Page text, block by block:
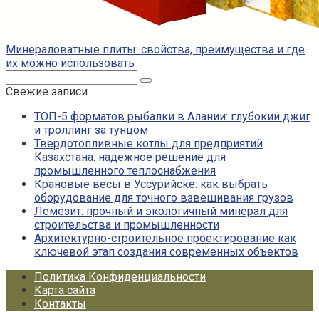
Минераловатные плиты: свойства, преимущества и где
их можно использовать
Свежие записи
ТОП-5 форматов рыбалки в Алании: глубокий джиг
и троллинг за тунцом
Твердотопливные котлы для предприятий
Казахстана: надежное решение для
промышленного теплоснабжения
Крановые весы в Уссурийске: как выбрать
оборудование для точного взвешивания грузов
Лемезит: прочный и экологичный минерал для
строительства и промышленности
Архитектурно-строительное проектирование как
ключевой этап создания современных объектов
Политика Конфиденциальности
Карта сайта
Контакты